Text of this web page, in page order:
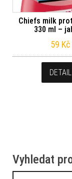
Chiefs milk
330 ml –
59 Kč
DETAIL
Vyhledat